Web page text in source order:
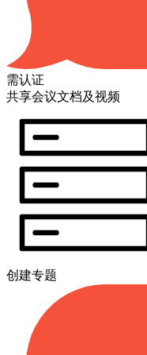
需认证
共享会议文档及视频
创建专题